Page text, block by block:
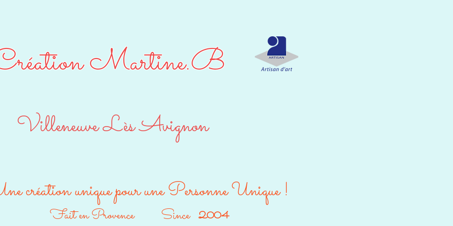
Martine.B
Villeneuve Lès Avignon
création unique pour une Personne Unique !
Fait en Provence Since 2004